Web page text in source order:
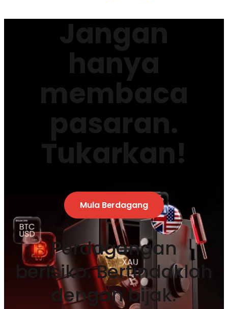
Jangan
hanya
membaca
pasaran.
Tukarkan!
Mula Berdagang
Perdagangan
berisiko. Bertindaklah
dengan bijak.